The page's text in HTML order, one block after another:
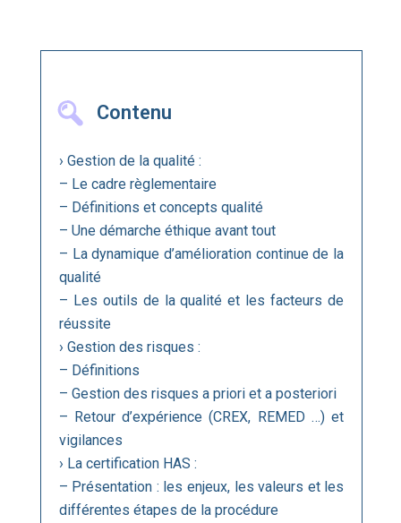
Contenu
› Gestion de la qualité :
– Le cadre règlementaire
– Définitions et concepts qualité
– Une démarche éthique avant tout
– La dynamique d’amélioration continue de la
qualité
– Les outils de la qualité et les facteurs de
réussite
› Gestion des risques :
– Définitions
– Gestion des risques a priori et a posteriori
– Retour d’expérience (CREX, REMED …) et
vigilances
› La certification HAS :
– Présentation : les enjeux, les valeurs et les
différentes étapes de la procédure